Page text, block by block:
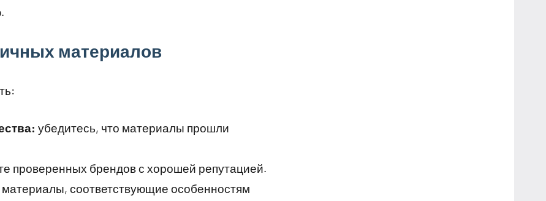
материалов
убедитесь, что материалы прошли
проверенных брендов с хорошей репутацией.
соответствующие особенностям